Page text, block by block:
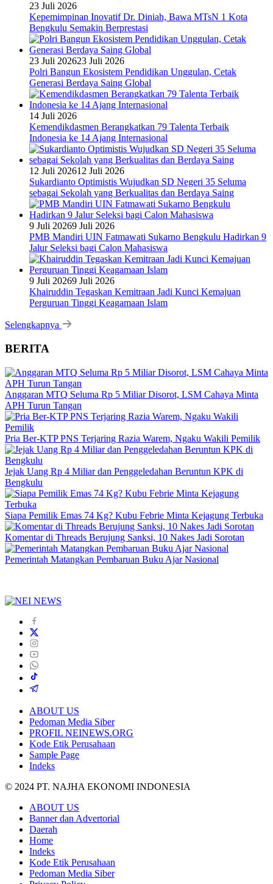
23 Juli 2026
Kepemimpinan Inovatif Dr. Diniah, Bawa MTsN 1 Kota
Bengkulu Semakin Berprestasi
23 Juli 202623 Juli 2026
Polri Bangun Ekosistem Pendidikan Unggulan, Cetak
Generasi Berdaya Saing Global
14 Juli 2026
Kemendikdasmen Berangkatkan 79 Talenta Terbaik
Indonesia ke 14 Ajang Internasional
12 Juli 202612 Juli 2026
Sukardianto Optimistis Wujudkan SD Negeri 35 Seluma
sebagai Sekolah yang Berkualitas dan Berdaya Saing
9 Juli 20269 Juli 2026
PMB Mandiri UIN Fatmawati Sukarno Bengkulu Hadirkan 9
Jalur Seleksi bagi Calon Mahasiswa
9 Juli 20269 Juli 2026
Khairuddin Tegaskan Kemitraan Jadi Kunci Kemajuan
Perguruan Tinggi Keagamaan Islam
Selengkapnya
BERITA
Anggaran MTQ Seluma Rp 5 Miliar Disorot, LSM Cahaya Minta
APH Turun Tangan
Pria Ber-KTP PNS Terjaring Razia Warem, Ngaku Wakili Pemilik
Jejak Uang Rp 4 Miliar dan Penggeledahan Beruntun KPK di
Bengkulu
Siapa Pemilik Emas 74 Kg? Kubu Febrie Minta Kejagung Terbuka
Komentar di Threads Berujung Sanksi, 10 Nakes Jadi Sorotan
Pemerintah Matangkan Pembaruan Buku Ajar Nasional
ABOUT US
Pedoman Media Siber
PROFIL NEINEWS.ORG
Kode Etik Perusahaan
Sample Page
Indeks
© 2024 PT. NAJHA EKONOMI INDONESIA
ABOUT US
Banner dan Advertorial
Daerah
Home
Indeks
Kode Etik Perusahaan
Pedoman Media Siber